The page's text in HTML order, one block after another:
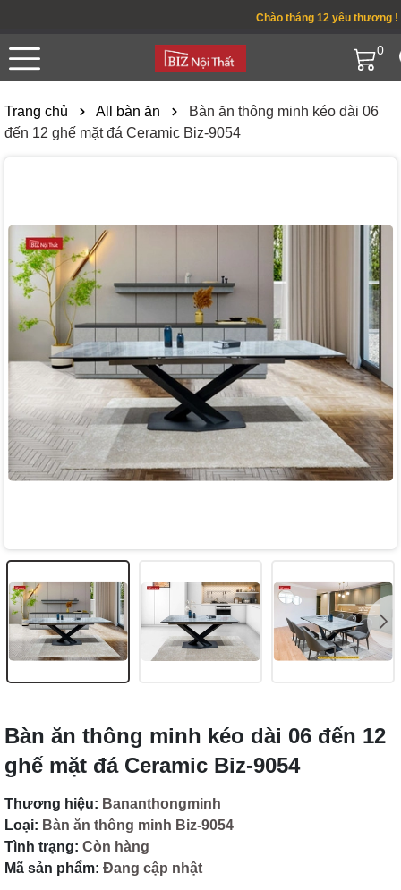
Chào tháng 12 yêu thương !
0
Trang chủ All bàn ăn
Bàn ăn thông minh kéo dài 06
đến 12 ghế mặt đá Ceramic Biz-9054
Bàn ăn thông minh kéo dài 06 đến 12
ghế mặt đá Ceramic Biz-9054
Thương hiệu: Bananthongminh
Loại: Bàn ăn thông minh Biz-9054
Tình trạng: Còn hàng
Mã sản phẩm: Đang cập nhật